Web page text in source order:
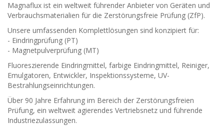
Magnaflux ist ein weltweit führender Anbieter von Geräten und
Verbrauchsmaterialien für die Zerstörungsfreie Prüfung (ZfP).
Unsere umfassenden Komplettlösungen sind konzipiert für:
- Eindringprüfung (PT)
- Magnetpulverprüfung (MT)
Fluoreszierende Eindringmittel, farbige Eindringmittel, Reiniger,
Emulgatoren, Entwickler, Inspektionssysteme, UV-
Bestrahlungseinrichtungen.
Über 90 Jahre Erfahrung im Bereich der Zerstörungsfreien
Prüfung, ein weltweit agierendes Vertriebsnetz und führende
Industriezulassungen.